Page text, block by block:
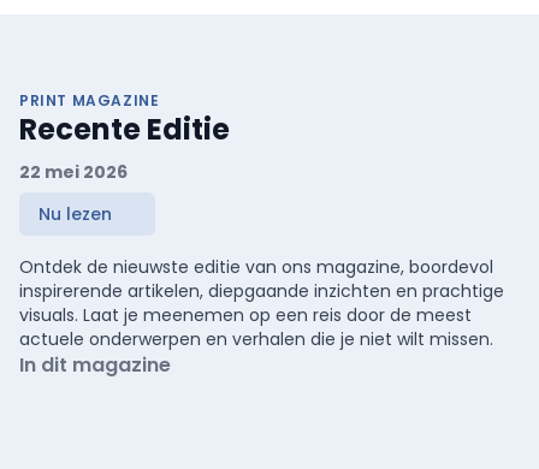
PRINT MAGAZINE
Recente Editie
22 mei 2026
Nu lezen
Ontdek de nieuwste editie van ons magazine, boordevol
inspirerende artikelen, diepgaande inzichten en prachtige
visuals. Laat je meenemen op een reis door de meest
actuele onderwerpen en verhalen die je niet wilt missen.
In dit magazine